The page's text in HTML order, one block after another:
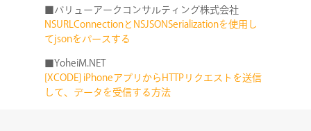
■バリューアークコンサルティング株式会社
NSURLConnectionとNSJSONSerializationを使用し
てjsonをパースする
■YoheiM.NET
[XCODE] iPhoneアプリからHTTPリクエストを送信
して、データを受信する方法